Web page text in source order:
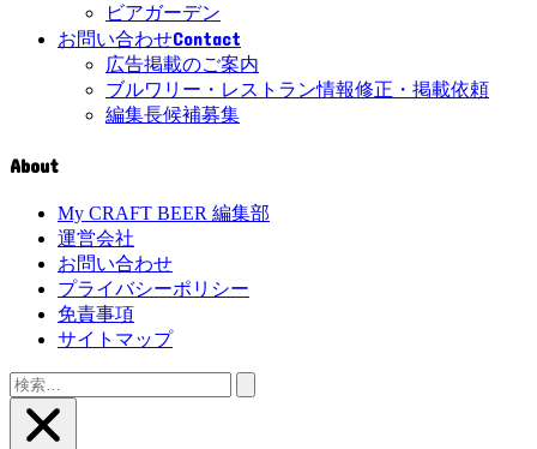
ビアガーデン
お問い合わせContact
広告掲載のご案内
ブルワリー・レストラン情報修正・掲載依頼
編集長候補募集
About
My CRAFT BEER 編集部
運営会社
お問い合わせ
プライバシーポリシー
免責事項
サイトマップ
検
索: